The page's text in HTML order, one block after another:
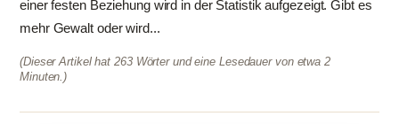
einer festen Beziehung wird in der Statistik aufgezeigt. Gibt es
mehr Gewalt oder wird...
(Dieser Artikel hat 263 Wörter und eine Lesedauer von etwa 2
Minuten.)